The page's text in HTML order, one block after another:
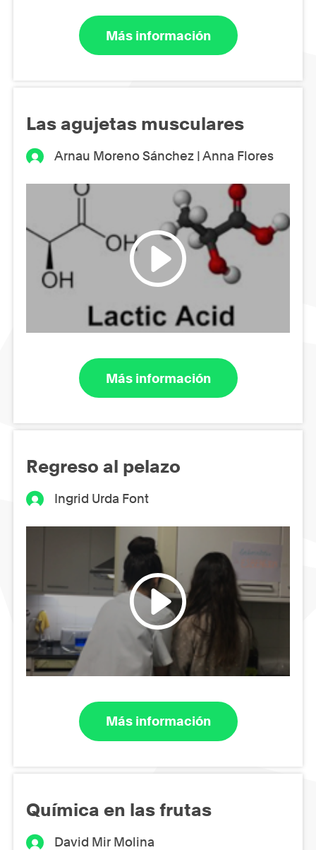
Más información
Las agujetas musculares
Arnau Moreno Sánchez | Anna Flores
Más información
Regreso al pelazo
Ingrid Urda Font
Más información
Química en las frutas
David Mir Molina